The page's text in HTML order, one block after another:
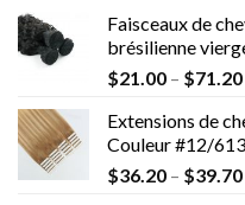
Faisceaux de
brésilienne
$21.00 – $71.20
Extensions de
Couleur #12/613
$36.20 – $39.70